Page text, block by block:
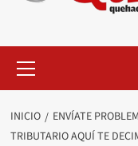
principal
INICIO
ENVÍATE
TRIBUTARIO AQUÍ TE